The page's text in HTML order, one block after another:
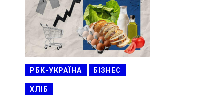
РБК-УКРАЇНА БІЗНЕС
ХЛІБ